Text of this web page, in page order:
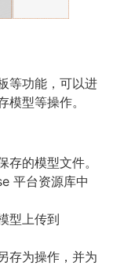
等功能，可以进
型等操作。
存的模型文件。
平台资源库中
型上传到
存为操作，并为